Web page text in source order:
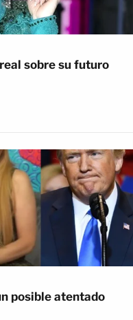
sobre su futuro
posible atentado